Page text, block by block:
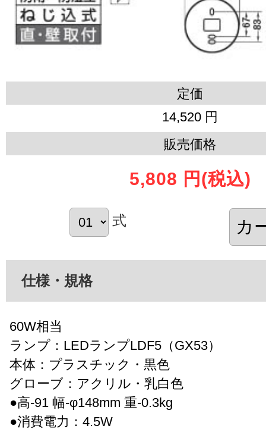
定価
14,520 円
販売価格
5,808 円 (税込)
式
仕様・規格
60W相当
ランプ：LEDランプLDF5（GX53）
本体：プラスチック・黒色
グローブ：アクリル・乳白色
●高-91 幅-φ148mm 重-0.3kg
●消費電力：4.5W